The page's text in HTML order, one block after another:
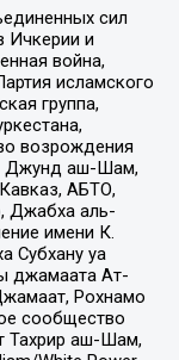
сил
Ичкерии и
война,
исламского
группа,
возрождения
Джунд аш-Шам,
АБТО,
Джабха аль-
имени К.
Субхану уа
джамаата Ат-
Рохнамо
сообщество
Тахрир аш-Шам,